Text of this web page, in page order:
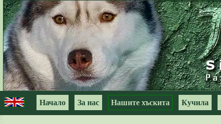
Начало За нас Нашите хъскита Кучила